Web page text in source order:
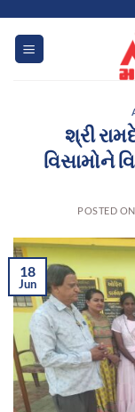
content
શ્રી
વિસામોને
POSTED ON
18
Jun